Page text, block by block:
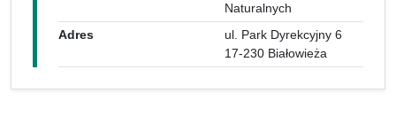
Naturalnych
Adres
ul. Park Dyrekcyjny 6
17-230 Białowieża